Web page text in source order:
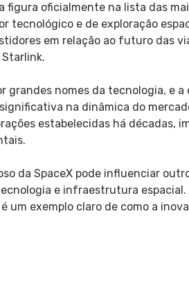
figura oficialmente na lista das
tecnológico e de exploração
em relação ao futuro das
grandes nomes da tecnologia, e a
na dinâmica do
estabelecidas há décadas,
da SpaceX pode influenciar
e infraestrutura espacial.
um exemplo claro de como a